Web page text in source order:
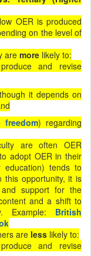
OER is produced
on the level of
are more likely to:
and revise
it depends on
freedom) regarding
are often OER
adopt OER in their
education) tends to
this opportunity, it is
support for the
and a shift to
Example: British
are less likely to:
and revise